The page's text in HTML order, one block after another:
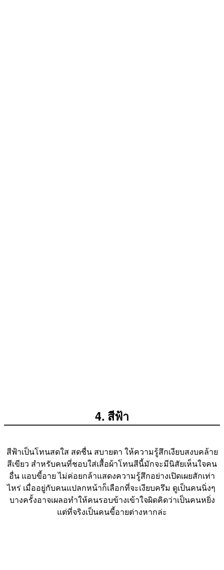
4. สีฟ้า
สีฟ้าเป็นโทนสดใส สดชื่น สบายตา ให้ความรู้สึกเงียบสงบคล้าย
สีเขียว สำหรับคนที่ชอบใส่เสื้อผ้าโทนสีนี้มักจะมีนิสัยเห็นใจคน
อื่น แอบขี้อาย ไม่ค่อยกล้าแสดงความรู้สึกอย่างเปิดเผยสักเท่า
ไหร่ เมื่ออยู่กับคนแปลกหน้าก็เลือกที่จะเงียบครึม ดูเป็นคนนิ่งๆ
บางครั้งอาจเผลอทำให้คนรอบข้างเข้าใจผิดคิดว่าเป็นคนหยิ่ง
แต่ที่จริงเป็นคนขี้อายต่างหากล่ะ